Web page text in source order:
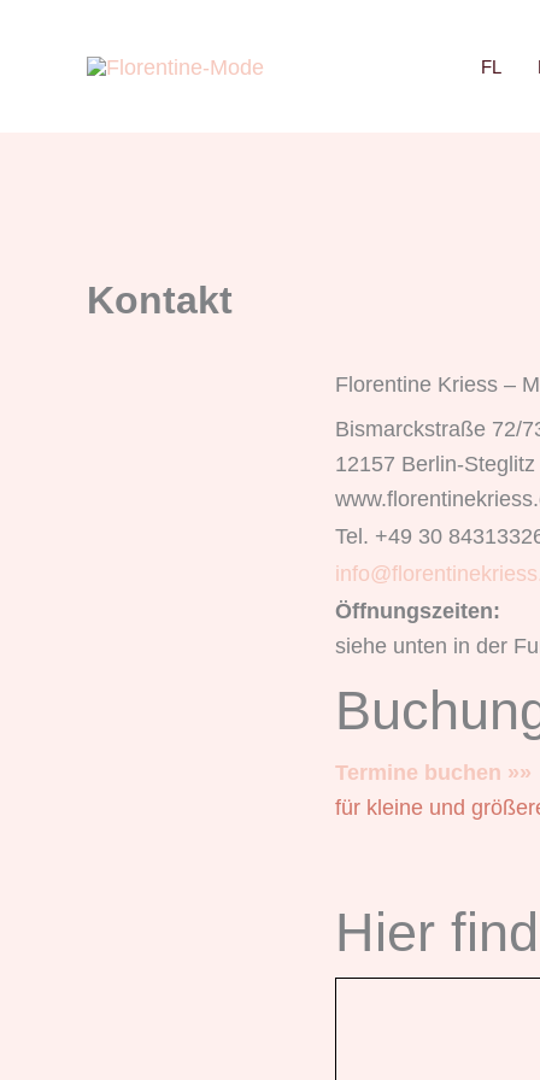
FL
Kontakt
Florentine Kriess –
Bismarckstraße 72/
12157 Berlin-Steglitz
Tel. +49 30
Öffnungszeiten:
siehe unten in der
Termine buchen »»
für kleine und
Hier